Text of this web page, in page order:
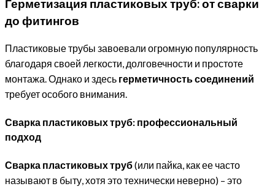
Герметизация пластиковых труб: от сварки
до фитингов
Пластиковые трубы завоевали огромную популярность
благодаря своей легкости, долговечности и простоте
монтажа. Однако и здесь герметичность соединений
требует особого внимания.
Сварка пластиковых труб: профессиональный
подход
Сварка пластиковых труб(или пайка, как ее часто
называют в быту, хотя это технически неверно) – это